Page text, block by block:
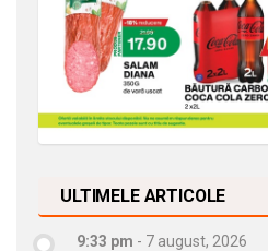
ULTIMELE ARTICOLE
9:33 pm - 7 august, 2026